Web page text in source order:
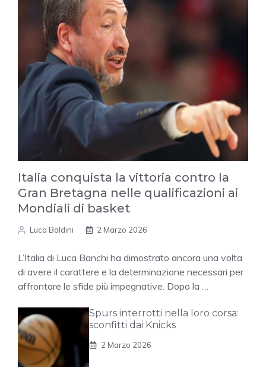
Italia conquista la vittoria contro la
Gran Bretagna nelle qualificazioni ai
Mondiali di basket
Luca Baldini 2 Marzo 2026
L’Italia di Luca Banchi ha dimostrato ancora una volta
di avere il carattere e la determinazione necessari per
affrontare le sfide più impegnative. Dopo la …
Spurs interrotti nella loro corsa:
sconfitti dai Knicks
2 Marzo 2026